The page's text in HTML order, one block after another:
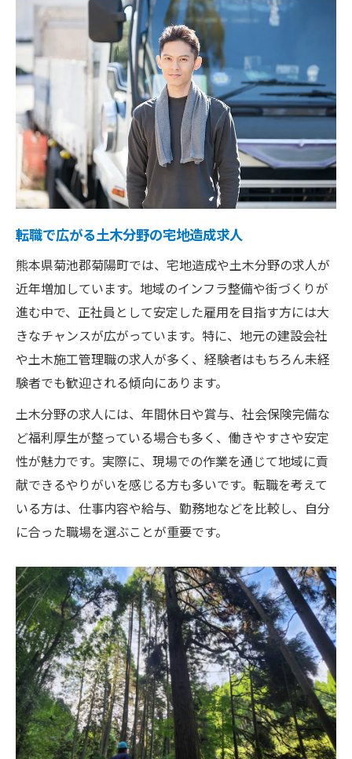
転職で広がる土木分野の宅地造成求人
熊本県菊池郡菊陽町では、宅地造成や土木分野の求人が
近年増加しています。地域のインフラ整備や街づくりが
進む中で、正社員として安定した雇用を目指す方には大
きなチャンスが広がっています。特に、地元の建設会社
や土木施工管理職の求人が多く、経験者はもちろん未経
験者でも歓迎される傾向にあります。
土木分野の求人には、年間休日や賞与、社会保険完備な
ど福利厚生が整っている場合も多く、働きやすさや安定
性が魅力です。実際に、現場での作業を通じて地域に貢
献できるやりがいを感じる方も多いです。転職を考えて
いる方は、仕事内容や給与、勤務地などを比較し、自分
に合った職場を選ぶことが重要です。